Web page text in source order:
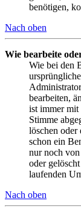
benötigen,
Nach oben
Wie bearbeite
Wie bei den
bearbeiten,
ist immer mit
Stimme
löschen oder
schon ein
nur noch
oder
laufenden
Nach oben